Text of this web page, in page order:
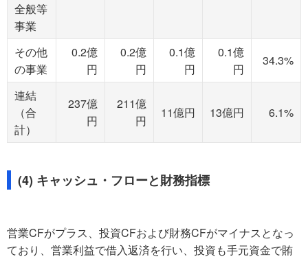
全般等
事業
その他
の事業
0.2億
円
0.2億
円
0.1億
円
0.1億
円
34.3%
連結
（合
計）
237億
円
211億
円
11億円 13億円 6.1%
(4) キャッシュ・フローと財務指標
営業CFがプラス、投資CFおよび財務CFがマイナスとなっ
ており、営業利益で借入返済を行い、投資も手元資金で賄